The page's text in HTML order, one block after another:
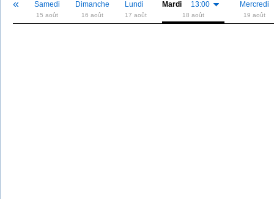
« Samedi
15 août
Dimanche
16 août
Lundi
17 août
Mardi 13:00
18 août
Mercredi
19 août